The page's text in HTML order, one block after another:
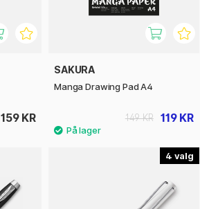
159 KR
SAKURA
Manga Drawing Pad A4
119 KR
149 KR
4